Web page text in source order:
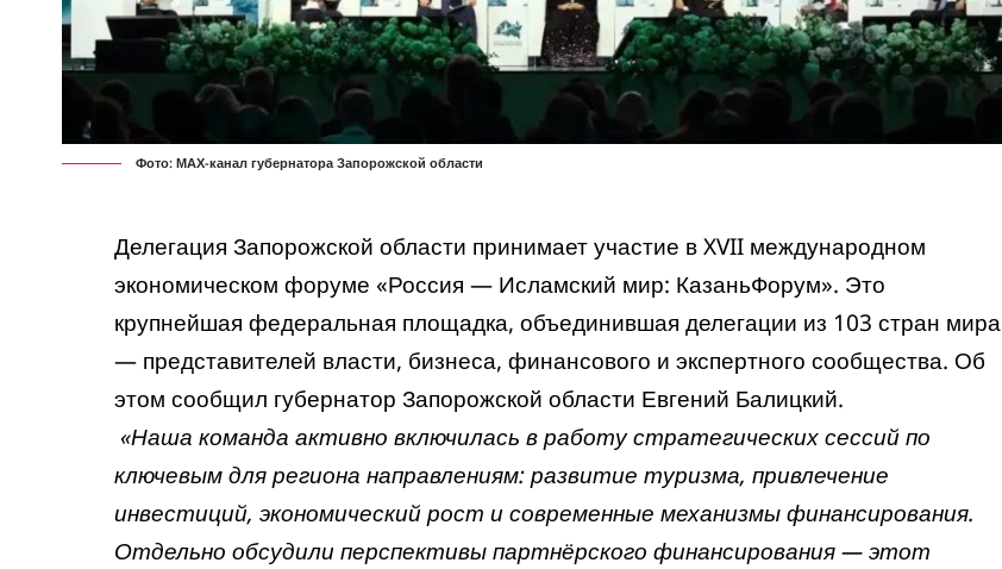
Фото: МАХ-канал губернатора Запорожской области
Делегация Запорожской области принимает участие в XVII международном
экономическом форуме «Россия — Исламский мир: КазаньФорум». Это
крупнейшая федеральная площадка, объединившая делегации из 103 стран мира
— представителей власти, бизнеса, финансового и экспертного сообщества. Об
этомсообщил губернатор Запорожской области Евгений Балицкий.
«Наша команда активно включилась в работу стратегических сессий по
ключевым для региона направлениям: развитие туризма, привлечение
инвестиций, экономический рост и современные механизмы финансирования.
Отдельно обсудили перспективы партнёрского финансирования — этот